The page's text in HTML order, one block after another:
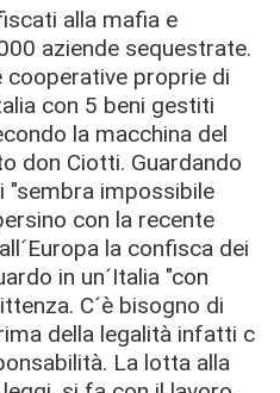
alla mafia e
aziende sequestrate.
cooperative proprie di
con 5 beni gestiti
la macchina del
don Ciotti. Guardando
"sembra impossibile
con la recente
la confisca dei
in un´Italia "con
C´è bisogno di
della legalità infatti c
La lotta alla